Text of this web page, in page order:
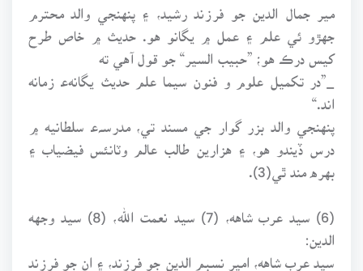
مير جمال الدين جو فرزند رشيد، ۽ پنهنجي والد محترم
جهڙو ئي علم ۽ عمل ۾ يگانو هو. حديث ۾ خاص طرح
کيس درڪ هو؛ ”حبيب السير“ جو قول آهي ته
_”در تکميل علوم و فنون سيما علم حديث يگانهﻋ زمانه
اند.“
پنهنجي والد بزر گوار جي مسند تي، مدرسـﮧﻋ سلطانيه ۾
درس ڏيندو هو، ۽ هزارين طالب عالم وٽانئس فيضياب ۽
بهره مند ٿي(3).
(6) سيد عرب شاهه، (7) سيد نعمت الله، (8) سيد وجهه
الدين:
سيد عرب شاهه، امير نسبم الدين جو فرزند، ۽ ان جو فرزند